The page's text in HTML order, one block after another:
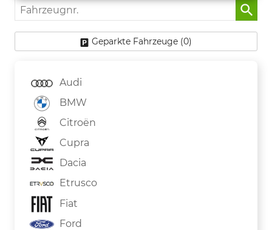
Fahrzeugnr.
Geparkte Fahrzeuge (0)
Audi
BMW
Citroën
Cupra
Dacia
Etrusco
Fiat
Ford